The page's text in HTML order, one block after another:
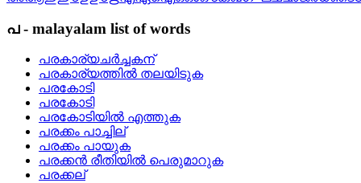
പ- malayalam list of words
പരകാര്യചര്‍ച്ചകന്
പരകാര്യത്തില്‍ തലയിടുക
പരകോടി
പരകോടി
പരകോടിയില്‍ എത്തുക
പരക്കം പാച്ചില്
പരക്കം പായുക
പരക്കന്‍ രീതിയില്‍ പെരുമാറുക
പരക്കല്